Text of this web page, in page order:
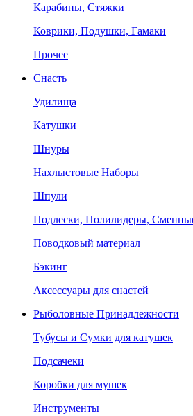
Карабины, Стяжки
Коврики, Подушки, Гамаки
Прочее
Снасть
Удилища
Катушки
Шнуры
Нахлыстовые Наборы
Шпули
Подлески, Полилидеры,
Поводковый материал
Бэкинг
Аксессуары для снастей
Рыболовные Принадлежности
Тубусы и Сумки для катушек
Подсачеки
Коробки для мушек
Инструменты